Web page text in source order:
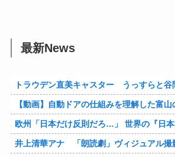
最新News
トラウデン直美キャスター うっすらと谷間の裾
【動画】自動ドアの仕組みを理解した富山
欧州「日本だけ反則だろ…」 世界の『日本びいき』にヨ
井上清華アナ 「朗読劇」ヴィジュアル撮影